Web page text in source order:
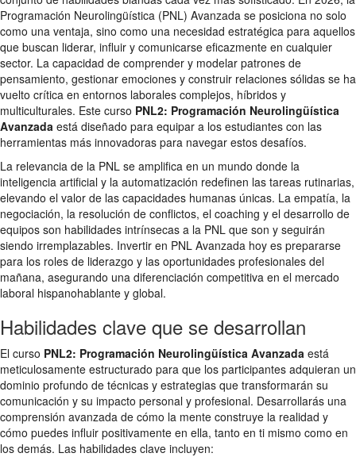
Programación Neurolingüística (PNL) Avanzada se posiciona no solo
como una ventaja, sino como una necesidad estratégica para aquellos
que buscan liderar, influir y comunicarse eficazmente en cualquier
sector. La capacidad de comprender y modelar patrones de
pensamiento, gestionar emociones y construir relaciones sólidas se ha
vuelto crítica en entornos laborales complejos, híbridos y
multiculturales. Este curso PNL2: Programación Neurolingüística
Avanzada está diseñado para equipar a los estudiantes con las
herramientas más innovadoras para navegar estos desafíos.
La relevancia de la PNL se amplifica en un mundo donde la
inteligencia artificial y la automatización redefinen las tareas rutinarias,
elevando el valor de las capacidades humanas únicas. La empatía, la
negociación, la resolución de conflictos, el coaching y el desarrollo de
equipos son habilidades intrínsecas a la PNL que son y seguirán
siendo irremplazables. Invertir en PNL Avanzada hoy es prepararse
para los roles de liderazgo y las oportunidades profesionales del
mañana, asegurando una diferenciación competitiva en el mercado
laboral hispanohablante y global.
Habilidades clave que se desarrollan
El curso PNL2: Programación Neurolingüística Avanzada está
meticulosamente estructurado para que los participantes adquieran un
dominio profundo de técnicas y estrategias que transformarán su
comunicación y su impacto personal y profesional. Desarrollarás una
comprensión avanzada de cómo la mente construye la realidad y
cómo puedes influir positivamente en ella, tanto en ti mismo como en
los demás. Las habilidades clave incluyen: